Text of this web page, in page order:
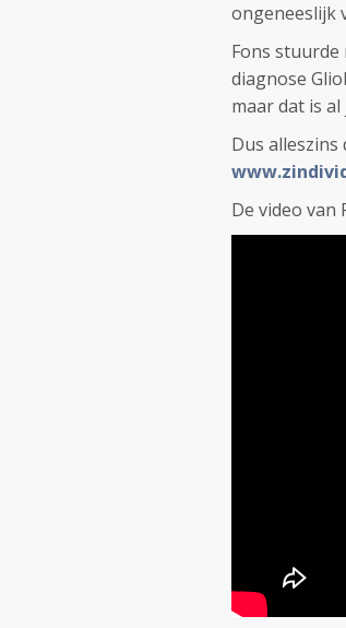
ongeneeslijk
Fons stuurde
diagnose
maar dat is
Dus
De video van